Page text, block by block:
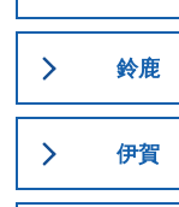
鈴鹿
伊賀